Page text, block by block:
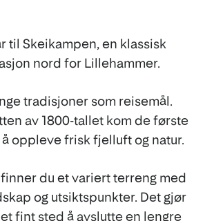
til Skeikampen, en klassisk
nord for Lillehammer.
tradisjoner som reisemål.
av 1800-tallet kom de første
oppleve frisk fjelluft og natur.
du et variert terreng med
og utsiktspunkter. Det gjør
fint sted å avslutte en lengre